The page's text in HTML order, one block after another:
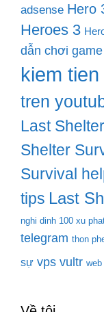
adsense Hero
Heroes 3
dẫn chơi
kiem
tren
Last
Shelter
Survival
tips Last
nghi dinh 100 xu
telegram thon
sự vps vultr web